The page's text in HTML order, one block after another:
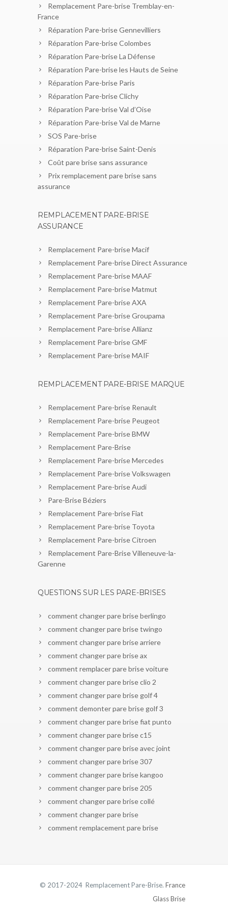
Remplacement Pare-brise Tremblay-en-
France
Réparation Pare-brise Gennevilliers
Réparation Pare-brise Colombes
Réparation Pare-brise La Défense
Réparation Pare-brise les Hauts de Seine
Réparation Pare-brise Paris
Réparation Pare-brise Clichy
Réparation Pare-brise Val d’Oise
Réparation Pare-brise Val de Marne
SOS Pare-brise
Réparation Pare-brise Saint-Denis
Coût pare brise sans assurance
Prix remplacement pare brise sans
assurance
REMPLACEMENT PARE-BRISE
ASSURANCE
Remplacement Pare-brise Macif
Remplacement Pare-brise Direct Assurance
Remplacement Pare-brise MAAF
Remplacement Pare-brise Matmut
Remplacement Pare-brise AXA
Remplacement Pare-brise Groupama
Remplacement Pare-brise Allianz
Remplacement Pare-brise GMF
Remplacement Pare-brise MAIF
REMPLACEMENT PARE-BRISE MARQUE
Remplacement Pare-brise Renault
Remplacement Pare-brise Peugeot
Remplacement Pare-brise BMW
Remplacement Pare-Brise
Remplacement Pare-brise Mercedes
Remplacement Pare-brise Volkswagen
Remplacement Pare-brise Audi
Pare-Brise Béziers
Remplacement Pare-brise Fiat
Remplacement Pare-brise Toyota
Remplacement Pare-brise Citroen
Remplacement Pare-Brise Villeneuve-la-
Garenne
QUESTIONS SUR LES PARE-BRISES
comment changer pare brise berlingo
comment changer pare brise twingo
comment changer pare brise arriere
comment changer pare brise ax
comment remplacer pare brise voiture
comment changer pare brise clio 2
comment changer pare brise golf 4
comment demonter pare brise golf 3
comment changer pare brise fiat punto
comment changer pare brise c15
comment changer pare brise avec joint
comment changer pare brise 307
comment changer pare brise kangoo
comment changer pare brise 205
comment changer pare brise collé
comment changer pare brise
comment remplacement pare brise
© 2017-2024 Remplacement Pare-Brise. France
Glass Brise